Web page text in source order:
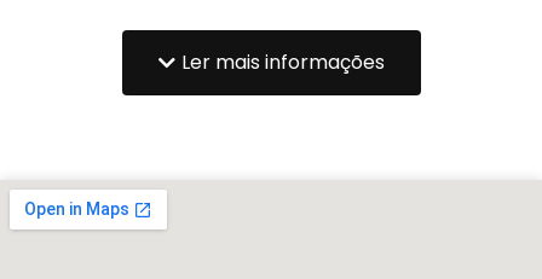
TURUNA/CG 125/ TODAY/TITAN/ CARGO/CBX 150
AERO/CG 150 TITAN/CG 125 FAN/CG TITAN, GARINI GR
125/GR 150 ST, MIZA SKEMA 125, HAO BAO HB 125-9/HB
Ler mais informações